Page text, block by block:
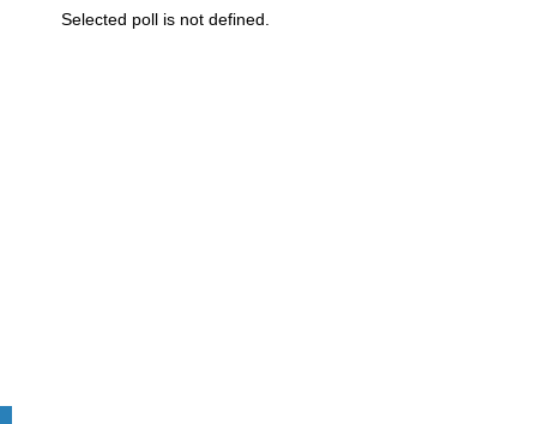
Selected poll is not defined.